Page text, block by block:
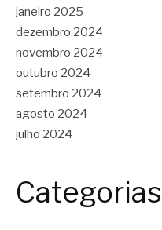
janeiro 2025
dezembro 2024
novembro 2024
outubro 2024
setembro 2024
agosto 2024
julho 2024
Categorias